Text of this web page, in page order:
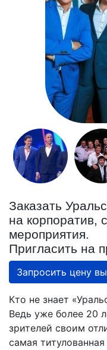
Заказать
на корпоратив,
мероприятия.
Пригласить на
Запросить цену
Кто не знает
Ведь уже более 20
зрителей своим
самая